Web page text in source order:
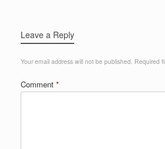
Leave a Reply
Your email address will not be published. Required
Comment *